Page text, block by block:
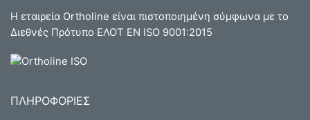
Η εταιρεία Ortholine είναι πιστοποιημένη σύμφωνα με το
Διεθνές Πρότυπο ΕΛΟΤ ΕΝ ISO 9001:2015
ΠΛΗΡΟΦΟΡΙΕΣ